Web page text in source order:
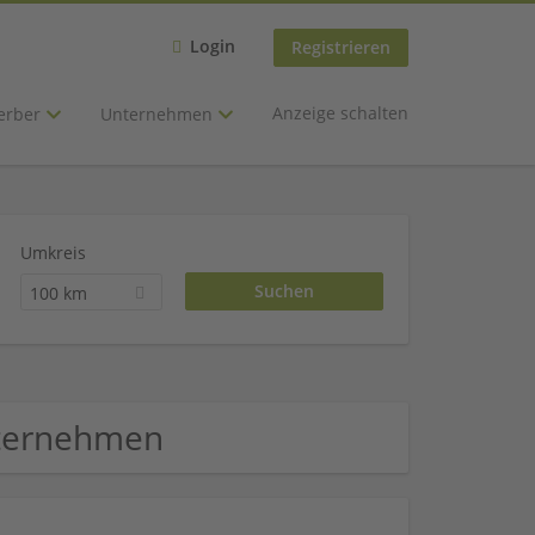
Login Registrieren
Unternehmen Anzeige schalten
Umkreis
100 km